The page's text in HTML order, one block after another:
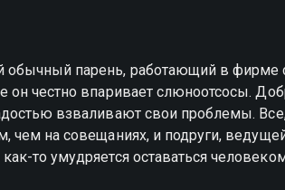
обычный парень, работающий в фирме
он честно впаривает слюноотсосы.
взваливают свои проблемы.
чем на совещаниях, и подруги,
то умудряется оставаться